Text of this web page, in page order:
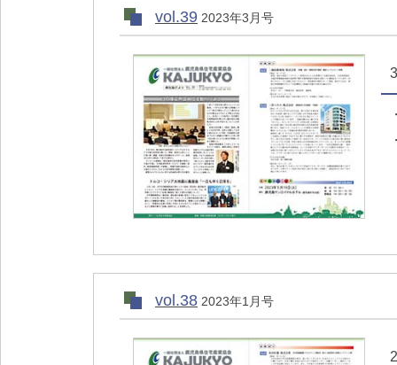
vol.39 2023年3月号
vol.38 2023年1月号